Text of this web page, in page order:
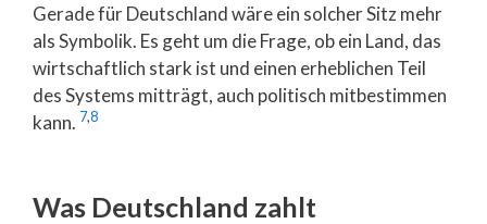
Gerade für Deutschland wäre ein solcher Sitz mehr
als Symbolik. Es geht um die Frage, ob ein Land, das
wirtschaftlich stark ist und einen erheblichen Teil
des Systems mitträgt, auch politisch mitbestimmen
kann. 7,8
Was Deutschland zahlt